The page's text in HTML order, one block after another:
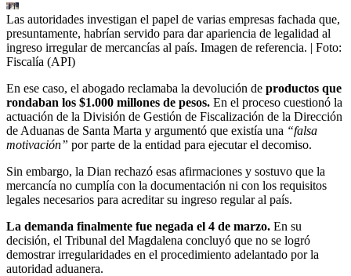
Las autoridades investigan el papel de varias empresas fachada que,
presuntamente, habrían servido para dar apariencia de legalidad al
ingreso irregular de mercancías al país. Imagen de referencia. | Foto:
Fiscalía (API)
En ese caso, el abogado reclamaba la devolución de productos que
rondaban los $1.000 millones de pesos. En el proceso cuestionó la
actuación de la División de Gestión de Fiscalización de la Dirección
de Aduanas de Santa Marta y argumentó que existía una “falsa
motivación” por parte de la entidad para ejecutar el decomiso.
Sin embargo, la Dian rechazó esas afirmaciones y sostuvo que la
mercancía no cumplía con la documentación ni con los requisitos
legales necesarios para acreditar su ingreso regular al país.
La demanda finalmente fue negada el 4 de marzo. En su
decisión, el Tribunal del Magdalena concluyó que no se logró
demostrar irregularidades en el procedimiento adelantado por la
autoridad aduanera.